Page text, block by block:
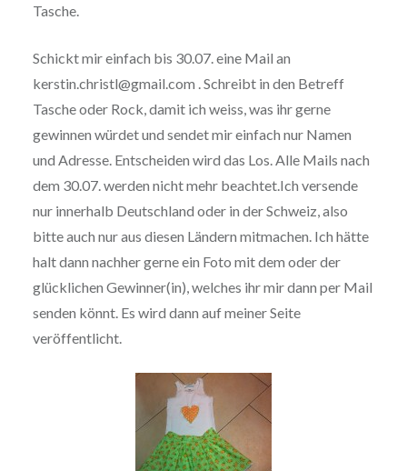
Tasche.
Schickt mir einfach bis 30.07. eine Mail an
kerstin.christl@gmail.com . Schreibt in den Betreff
Tasche oder Rock, damit ich weiss, was ihr gerne
gewinnen würdet und sendet mir einfach nur Namen
und Adresse. Entscheiden wird das Los. Alle Mails nach
dem 30.07. werden nicht mehr beachtet.Ich versende
nur innerhalb Deutschland oder in der Schweiz, also
bitte auch nur aus diesen Ländern mitmachen. Ich hätte
halt dann nachher gerne ein Foto mit dem oder der
glücklichen Gewinner(in), welches ihr mir dann per Mail
senden könnt. Es wird dann auf meiner Seite
veröffentlicht.